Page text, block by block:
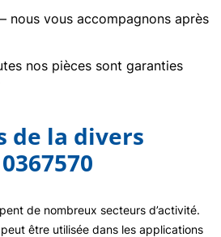
vous accompagnons après
nos pièces sont garanties
de la divers
de nombreux secteurs d’activité.
peut être utilisée dans les applications